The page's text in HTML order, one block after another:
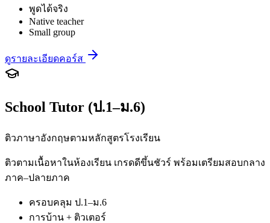
พูดได้จริง
Native teacher
Small group
ดูรายละเอียดคอร์ส
School Tutor (ป.1–ม.6)
ติวภาษาอังกฤษตามหลักสูตรโรงเรียน
ติวตามเนื้อหาในห้องเรียน เกรดดีขึ้นชัวร์ พร้อมเตรียมสอบกลาง
ภาค–ปลายภาค
ครอบคลุม ป.1–ม.6
การบ้าน + ติวเตอร์